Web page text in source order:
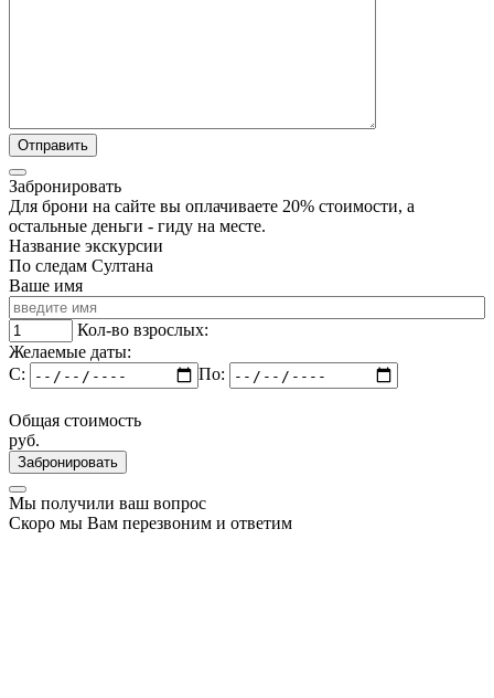
Забронировать
Для брони на сайте вы оплачиваете 20% стоимости, а
остальные деньги - гиду на месте.
Название экскурсии
По следам Султана
Ваше имя
Кол-во взрослых:
Желаемые даты:
C:
По:
Общая стоимость
руб.
Забронировать
Мы получили ваш вопрос
Скоро мы Вам перезвоним и ответим